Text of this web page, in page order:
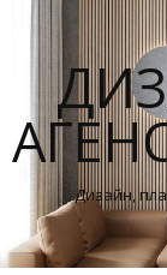
Дизайн,